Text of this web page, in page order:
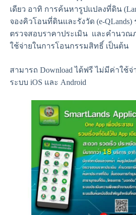
เดียว อาทิ การค้นหารูปแปลงที่ดิน
จองคิวโอนที่ดินและรังวัด (e-QLands)
ตรวจสอบราคาประเมิน และคำนวณ
ใช้จ่ายในการโอนกรรมสิทธิ์ เป็นต้น
สามารถ Download ได้ฟรี ไม่มีค่าใช้จ่
ระบบ iOS และ Android